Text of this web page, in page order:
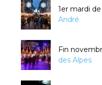
1er mardi
André
Fin
des Alpes